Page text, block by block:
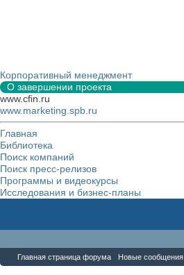
Корпоративный менеджмент
О завершении проекта
www.cfin.ru
www.marketing.spb.ru
Главная
Библиотека
Поиск компаний
Поиск пресс-релизов
Программы и видеокурсы
Исследования и бизнес-планы
Главная страница форума Новые сообщения